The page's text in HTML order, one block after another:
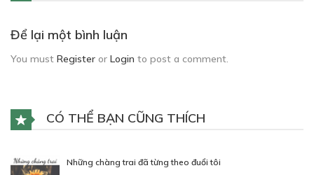
Để lại một bình luận
You must Register or Login to post a comment.
CÓ THỂ BẠN CŨNG THÍCH
Những chàng trai đã từng theo đuổi tôi